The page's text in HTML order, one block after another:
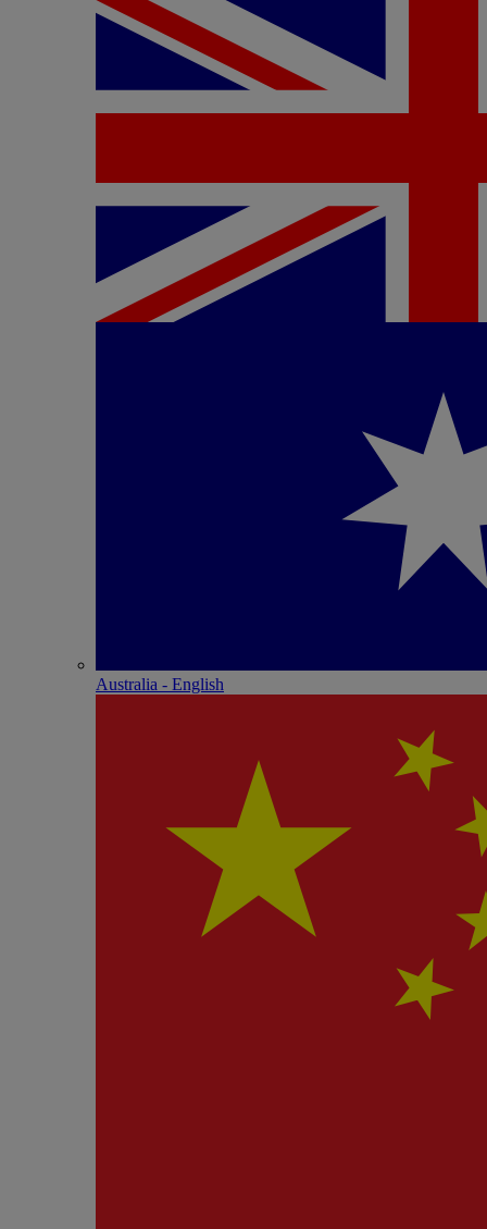
Australia - English